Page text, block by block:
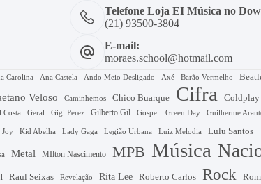
Telefone Loja EI Música no
(21) 93500-3804
E-mail:
moraes.school@hotmail.com
Carolina Ana Castela Ando Meio Desligado Axé Barão Vermelho
Veloso Caminhemos Chico Buarque Cifra Coldplay
Costa Geral Gigi Perez Gilberto Gil Gospel Green Day Guilherme
Joy Kid Abelha Lady Gaga Legião Urbana Luiz Melodia Lulu Santos
Metal MIlton Nascimento MPB Música
Raul Seixas Revelação Rita Lee Roberto Carlos Rock